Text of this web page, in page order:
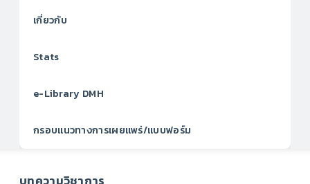
เกี่ยวกับ
Stats
e-Library DMH
กรอบแนวทางการเผยแพร่/แบบฟอร์ม